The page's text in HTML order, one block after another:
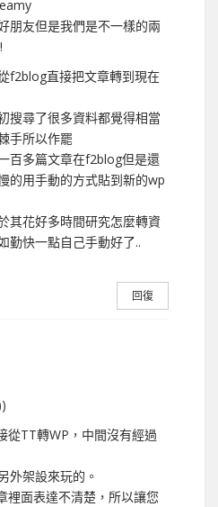
朋友但是我們是不一樣的兩
f2blog直接把文章轉到現在
搜尋了很多資料都覺得相當
手所以作罷
百多篇文章在f2blog但是還
的用手動的方式貼到新的wp
其花好多時間研究怎麼轉資
勤快一點自己手動好了..
回復
從TT轉WP，中間沒有經過
外架設來玩的。
裡面表達不清楚，所以讓您